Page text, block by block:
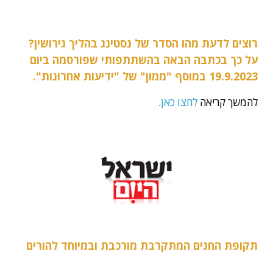
רוצים לדעת מהו הסדר של נסטינג בהליך גירושין?
על כך בכתבה הבאה בהשתתפותי שפורסמה ביום
19.9.2023 במוסף "ממון" של "ידיעות אחרונות".
להמשך קריאה לחצו כאן.
תקופת החגים המתקרבת מורכבת ובמיוחד להורים